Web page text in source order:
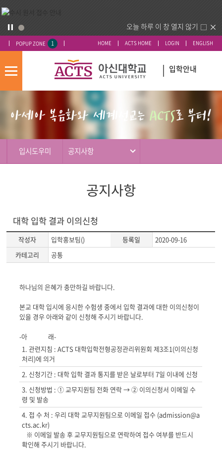
오늘 하루 이 창 열지 않기
POPUP ZONE 1 HOME ACTS HOME LOGIN ENGLISH
모
뉴
입학안내
입시도우미 공지사항
공지사항
대학 입학 결과 이의신청
작성자 입학홍보팀() 등록일
2020-09-16
카테고리
공통
게
글
본
하나님의 은혜가 충만하길 바랍니다.
본교 대학 입시에 응시한 수험생 중에서 입학 결과에 대한 이의신청이
있을 경우 아래와 같이 신청해 주시기 바랍니다.
-아 래-
1. 관련지침 : ACTS 대학입학전형공정관리위원회 제3조1(이의신청
처리)에 의거
2. 신청기간 : 대학 입학 결과 통지를 받은 날로부터 7일 이내에 신청
3. 신청방법 : ① 교무지원팀 전화 연락 → ② 이의신청서 이메일 수
령 및 발송
4. 접 수 처 : 우리 대학 교무지원팀으로 이메일 접수 (admission@a
cts.ac.kr)
※ 이메일 발송 후 교무지원팀으로 연락하여 접수 여부를 반드시
확인해 주시기 바랍니다.